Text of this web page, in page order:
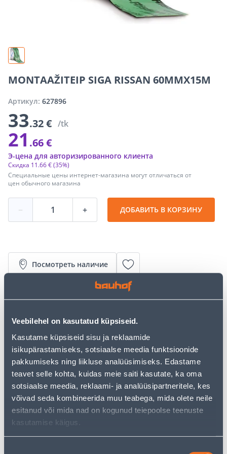
Veebilehel on kasutatud küpsiseid.
Kasutame küpsiseid sisu ja reklaamide
isikupärastamiseks, sotsiaalse meedia funktsioonide
pakkumiseks ning liikluse analüüsimiseks. Edastame
teavet selle kohta, kuidas meie saiti kasutate, ka oma
sotsiaalse meedia, reklaami- ja analüüsipartneritele, kes
võivad seda kombineerida muu teabega, mida olete neile
esitanud või mida nad on kogunud teiepoolse teenuste
kasutamise käigus.
MONTAAŽITEIP SIGA RISSAN 60MMX15M
Артикул: 627896
33.32 € /tk
21 .66 €
Специальные цены интернет-магазина могут отличаться от
цен обычного магазина
Скидка 11.66 €(35%)
Э-цена для авторизированного клиента
− + ДОБАВИТЬ В КОРЗИНУ
Посмотреть наличие
liitekohtades ja läbiviikudes aurutõkkekihtides ning
• Teip on laiusega 60 mm ning rullis on 15 m.
• 14-päevane tagastusõigus.
Предполагаемая доставка 4,99 € от 2-5 tööpäeva
Посылочный автомат от 2,29 € с 2-5 tööpäeva
Забрать в магазине, с 07.08.2026